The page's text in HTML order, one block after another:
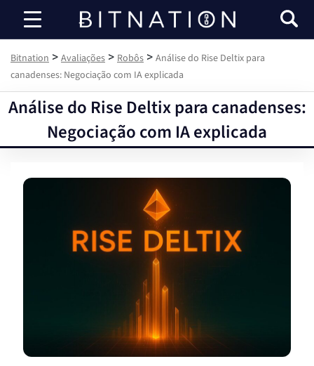
Bitnation
Bitnation > Avaliações > Robôs > Análise do Rise Deltix para
canadenses: Negociação com IA explicada
Análise do Rise Deltix para canadenses:
Negociação com IA explicada